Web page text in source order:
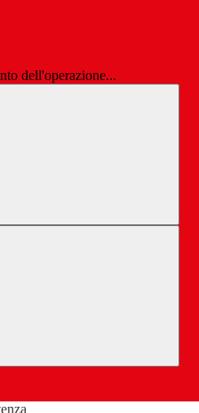
dell'operazione...